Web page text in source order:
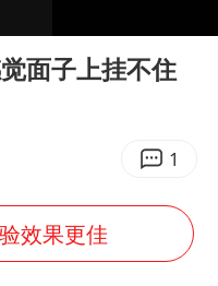
时开着更省电”不实
买深色蛋糕”
台风白海豚逼近 暴雨大暴雨来袭
三”但要降薪1000元
面子上挂不住
1
效果更佳